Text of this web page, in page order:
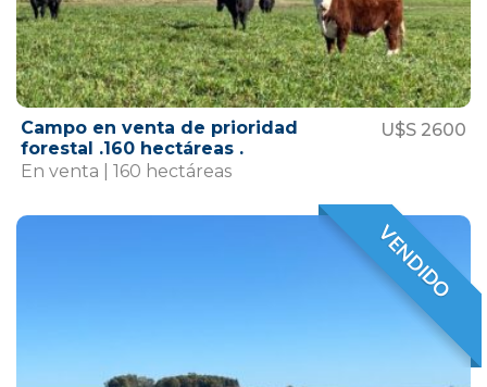
Campo en venta de prioridad
forestal .160 hectáreas .
U$S 2600
En venta | 160 hectáreas
VENDIDO
VENDIDO